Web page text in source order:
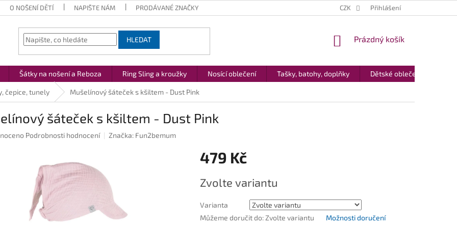
O NOŠENÍ DĚTÍ NAPIŠTE NÁM PRODÁVANÉ ZNAČKY CZK Přihlášení
HLEDAT
NÁKUPNÍ
Prázdný košík
Šátky na nošení a Reboza Ring Sling a kroužky Nosící oblečení Tašky, batohy, doplňky Dětské oblečení
čepice, tunely Mušelínový šáteček s kšiltem - Dust Pink
šáteček s kšiltem - Dust Pink
Podrobnosti hodnocení Značka: Fun2bemum
479 Kč
cena:
Zvolte variantu
Varianta
Můžeme doručit do: Zvolte variantu Možnosti doručení